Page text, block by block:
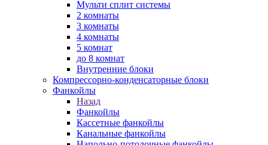
Мульти сплит системы
2 комнаты
3 комнаты
4 комнаты
5 комнат
до 8 комнат
Внутренние блоки
Компрессорно-конденсаторные блоки
Фанкойлы
Назад
Фанкойлы
Кассетные фанкойлы
Канальные фанкойлы